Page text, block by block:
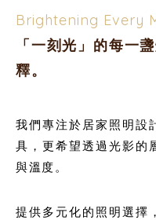
Brightening Every
「一刻光」的每一
釋。
我們專注於居家照明設
具，更希望透過光影的
與溫度。
提供多元化的照明選擇